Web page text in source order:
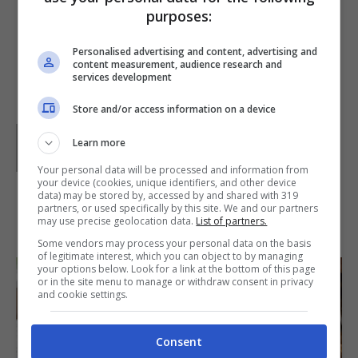
subito, se volete direttamente nel recipiente
di coccio.
Paoletta è stata collaboratrice di Buttalapasta dal 2008
primi ai contorni, dai secondi ai dolci.
IN PRIMO PIANO
purposes:
Personalised advertising and content, advertising and
content measurement, audience research and
services development
Store and/or access information on a device
Learn more
Your personal data will be processed and information from
your device (cookies, unique identifiers, and other device
data) may be stored by, accessed by and shared with 319
partners, or used specifically by this site. We and our partners
may use precise geolocation data. List of partners.
Some vendors may process your personal data on the basis
of legitimate interest, which you can object to by managing
your options below. Look for a link at the bottom of this page
or in the site menu to manage or withdraw consent in privacy
and cookie settings.
Consent